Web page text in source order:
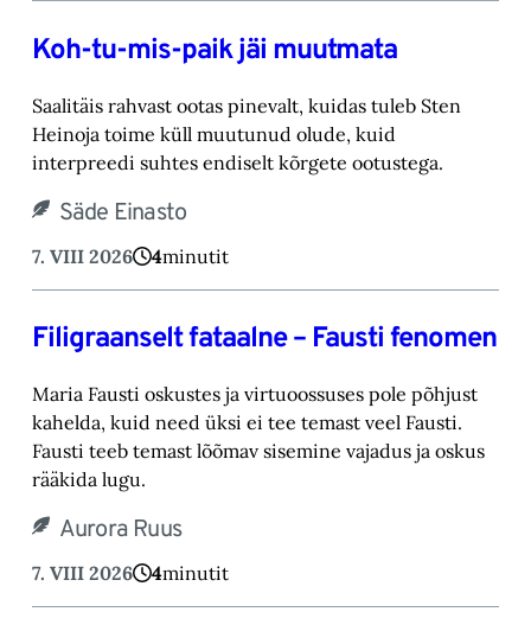
Koh-tu-mis-paik jäi muutmata
Saalitäis rahvast ootas pinevalt, kuidas tuleb Sten
Heinoja toime küll muutunud olude, kuid
‎interpreedi suhtes endiselt kõrgete ootustega.‎
Säde Einasto
7. VIII 2026 4minutit
Filigraanselt fataalne – Fausti fenomen
Maria Fausti oskustes ja virtuoossuses pole põhjust
kahelda, kuid need üksi ei tee temast ‎veel Fausti.
Fausti teeb temast lõõmav sisemine vajadus ja oskus
rääkida lugu.‎
Aurora Ruus
7. VIII 2026 4minutit